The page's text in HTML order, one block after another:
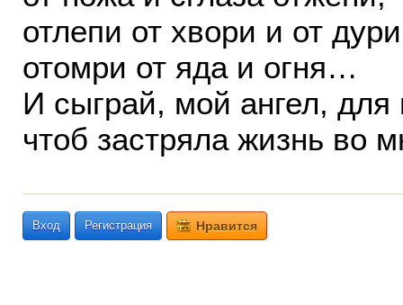
отлепи от хвори и от
отомри от яда и огня…
И сыграй, мой ангел, для
чтоб застряла жизнь во
Вход Регистрация Нравится